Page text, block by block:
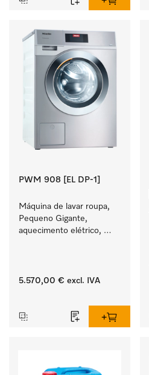
PWM 908 [EL DP-1]
Máquina de lavar roupa,
Pequeno Gigante,
aquecimento elétrico,
Rendimento de 8 kg
5.570,00 € excl. IVA